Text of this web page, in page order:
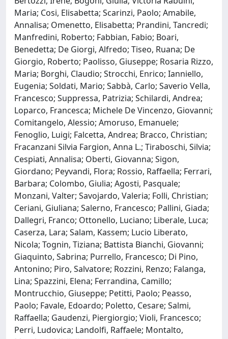
Maria; Cosi, Elisabetta; Scarinzi, Paolo; Amabile,
Annalisa; Omenetto, Elisabetta; Prandini, Tancredi;
Manfredini, Roberto; Fabbian, Fabio; Boari,
Benedetta; De Giorgi, Alfredo; Tiseo, Ruana; De
Giorgio, Roberto; Paolisso, Giuseppe; Rosaria Rizzo,
Maria; Borghi, Claudio; Strocchi, Enrico; Ianniello,
Eugenia; Soldati, Mario; Sabbà, Carlo; Saverio Vella,
Francesco; Suppressa, Patrizia; Schilardi, Andrea;
Loparco, Francesca; Michele De Vincenzo, Giovanni;
Comitangelo, Alessio; Amoruso, Emanuele;
Fenoglio, Luigi; Falcetta, Andrea; Bracco, Christian;
Fracanzani Silvia Fargion, Anna L.; Tiraboschi, Silvia;
Cespiati, Annalisa; Oberti, Giovanna; Sigon,
Giordano; Peyvandi, Flora; Rossio, Raffaella; Ferrari,
Barbara; Colombo, Giulia; Agosti, Pasquale;
Monzani, Valter; Savojardo, Valeria; Folli, Christian;
Ceriani, Giuliana; Salerno, Francesco; Pallini, Giada;
Dallegri, Franco; Ottonello, Luciano; Liberale, Luca;
Caserza, Lara; Salam, Kassem; Lucio Liberato,
Nicola; Tognin, Tiziana; Battista Bianchi, Giovanni;
Giaquinto, Sabrina; Purrello, Francesco; Di Pino,
Antonino; Piro, Salvatore; Rozzini, Renzo; Falanga,
Lina; Spazzini, Elena; Ferrandina, Camillo;
Montrucchio, Giuseppe; Petitti, Paolo; Peasso,
Paolo; Favale, Edoardo; Poletto, Cesare; Salmi,
Raffaella; Gaudenzi, Piergiorgio; Violi, Francesco;
Perri, Ludovica; Landolfi, Raffaele; Montalto,